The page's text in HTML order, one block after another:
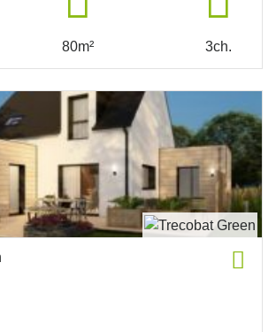
80m² 3ch.